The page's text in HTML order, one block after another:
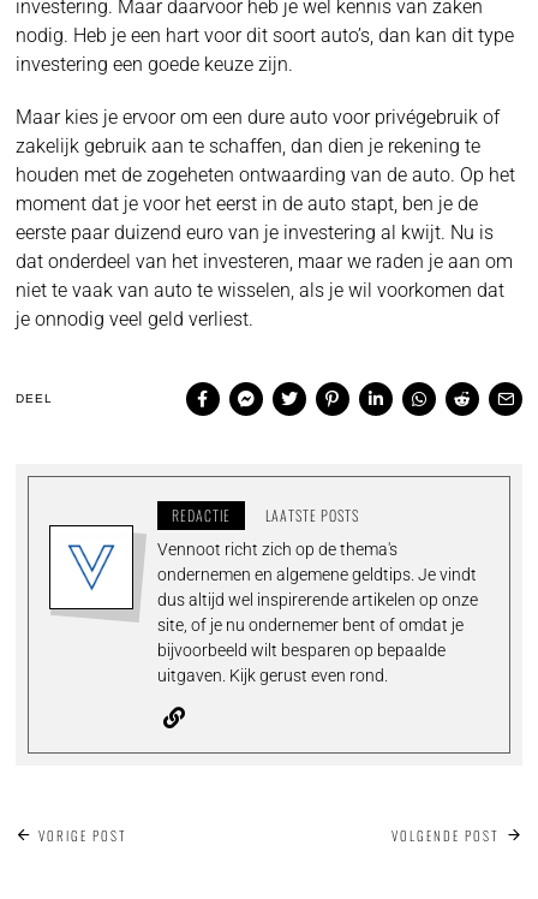
investering. Maar daarvoor heb je wel kennis van zaken
nodig. Heb je een hart voor dit soort auto’s, dan kan dit type
investering een goede keuze zijn.
Maar kies je ervoor om een dure auto voor privégebruik of
zakelijk gebruik aan te schaffen, dan dien je rekening te
houden met de zogeheten ontwaarding van de auto. Op het
moment dat je voor het eerst in de auto stapt, ben je de
eerste paar duizend euro van je investering al kwijt. Nu is
dat onderdeel van het investeren, maar we raden je aan om
niet te vaak van auto te wisselen, als je wil voorkomen dat
je onnodig veel geld verliest.
DEEL
REDACTIE LAATSTE POSTS
Vennoot richt zich op de thema's
ondernemen en algemene geldtips. Je vindt
dus altijd wel inspirerende artikelen op onze
site, of je nu ondernemer bent of omdat je
bijvoorbeeld wilt besparen op bepaalde
uitgaven. Kijk gerust even rond.
BERICHT
VORIGE POST VOLGENDE POST